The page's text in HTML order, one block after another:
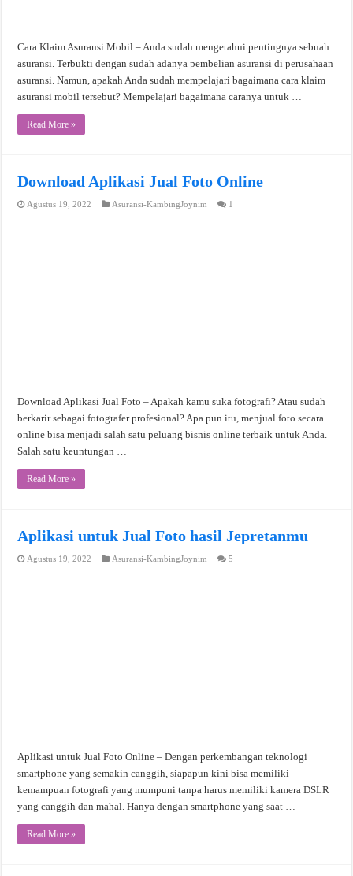
Cara Klaim Asuransi Mobil – Anda sudah mengetahui pentingnya sebuah
asuransi. Terbukti dengan sudah adanya pembelian asuransi di perusahaan
asuransi. Namun, apakah Anda sudah mempelajari bagaimana cara klaim
asuransi mobil tersebut? Mempelajari bagaimana caranya untuk …
Read More »
Download Aplikasi Jual Foto Online
Agustus 19, 2022 Asuransi-KambingJoynim 1
Download Aplikasi Jual Foto – Apakah kamu suka fotografi? Atau sudah
berkarir sebagai fotografer profesional? Apa pun itu, menjual foto secara
online bisa menjadi salah satu peluang bisnis online terbaik untuk Anda.
Salah satu keuntungan …
Read More »
Aplikasi untuk Jual Foto hasil Jepretanmu
Agustus 19, 2022 Asuransi-KambingJoynim 5
Aplikasi untuk Jual Foto Online – Dengan perkembangan teknologi
smartphone yang semakin canggih, siapapun kini bisa memiliki
kemampuan fotografi yang mumpuni tanpa harus memiliki kamera DSLR
yang canggih dan mahal. Hanya dengan smartphone yang saat …
Read More »